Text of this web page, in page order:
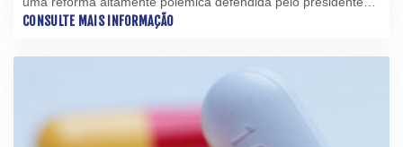
Emmanuel Macron.
CONSULTE MAIS INFORMAÇÃO